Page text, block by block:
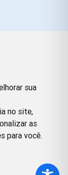
sua
no site,
as
para você.
Pinterest